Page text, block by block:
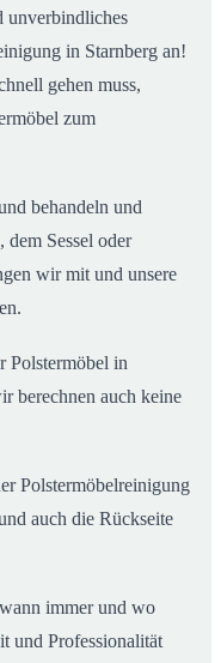
unverbindliches
in Starnberg an!
gehen muss,
zum
behandeln und
Sessel oder
wir mit und unsere
Polstermöbel in
berechnen auch keine
Polstermöbelreinigung
auch die Rückseite
immer und wo
und Professionalität